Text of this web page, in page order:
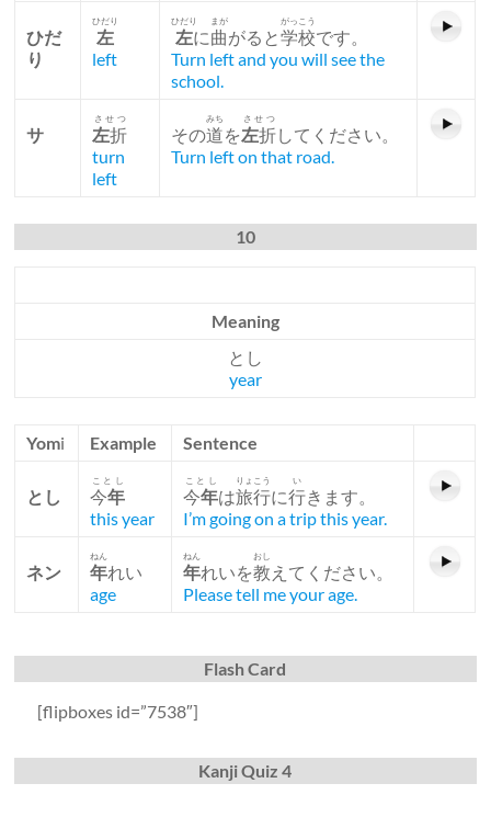
ひだ
り
左
ひだり
left
左
ひだり
に曲
まが
がると学校
がっこう
です。
Turn left and you will see the
school.
サ 左折
させつ
turn
left
その道
みち
を左折
させつ
してください。
Turn left on that road.
10
Meaning
とし
year
Yomi Example Sentence
とし 今年
ことし
this year
今年
ことし
は旅行
りょこう
に行
い
きます。
I’m going on a trip this year.
ネン 年
ねん
れい
age
年
ねん
れいを教
おし
えてください。
Please tell me your age.
Flash Card
[flipboxes id=”7538″]
Kanji Quiz 4